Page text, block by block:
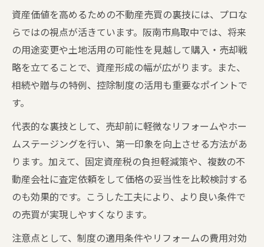
資産価値を高めるための不動産売買の裏技には、プロな
らではの視点が活きています。阪南市鳥取中では、将来
の用途変更や土地活用の可能性を見越して購入・売却戦
略を立てることで、資産形成の幅が広がります。また、
相続や贈与の特例、控除制度の活用も重要なポイントで
す。
代表的な裏技として、売却前に軽微なリフォームやホー
ムステージングを行い、第一印象を向上させる方法があ
ります。加えて、固定資産税の負担軽減策や、複数の不
動産会社に査定依頼をして価格の妥当性を比較検討する
のも効果的です。こうした工夫により、より良い条件で
の売買が実現しやすくなります。
注意点として、制度の適用条件やリフォームの費用対効